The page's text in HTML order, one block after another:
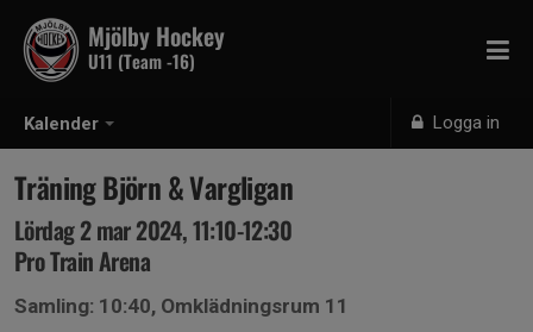
Kalender Logga in
Mjölby Hockey
U11 (Team -16)
Träning Björn & Vargligan
Lördag 2 mar 2024, 11:10-12:30
Pro Train Arena
Samling: 10:40, Omklädningsrum 11